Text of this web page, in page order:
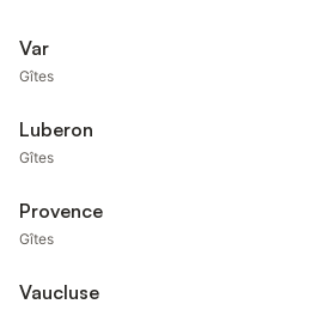
Var
Gîtes
Luberon
Gîtes
Provence
Gîtes
Vaucluse